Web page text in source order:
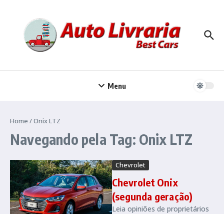
Menu
Home /Onix LTZ
Navegando pela Tag: Onix LTZ
Chevrolet
Chevrolet Onix
(segunda geração)
Leia opiniões de proprietários